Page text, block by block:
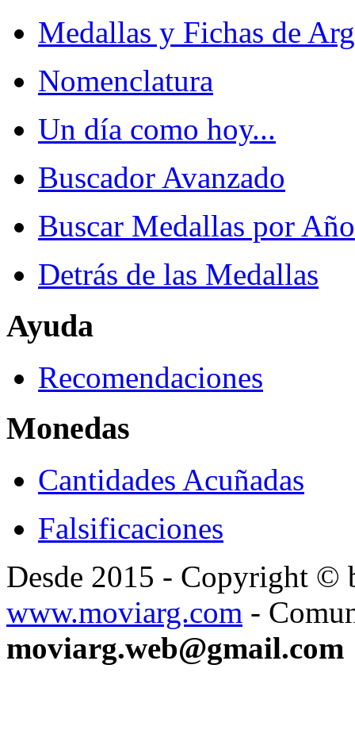
Medallas y Fichas de
Nomenclatura
Un día como hoy...
Buscador Avanzado
Buscar Medallas por Año
Detrás de las Medallas
Ayuda
Recomendaciones
Monedas
Cantidades Acuñadas
Falsificaciones
Desde 2015 - Copyright ©
www.moviarg.com -
moviarg.web@gmail.com